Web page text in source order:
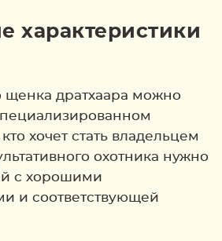
характеристики
щенка дратхаара можно
хочет стать владельцем
охотника нужно
с хорошими
и соответствующей